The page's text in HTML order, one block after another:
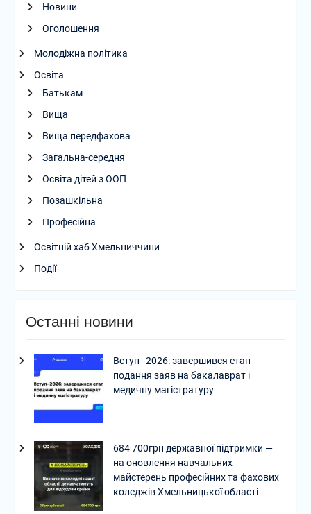
Новини
Оголошення
Молодіжна політика
Освіта
Батькам
Вища
Вища передфахова
Загальна-середня
Освіта дітей з ООП
Позашкільна
Професійна
Освітній хаб Хмельниччини
Події
Останні новини
Вступ–2026: завершився етап
подання заяв на бакалаврат і
медичну магістратуру
684 700грн державної підтримки —
на оновлення навчальних
майстерень професійних та фахових
коледжів Хмельницької області